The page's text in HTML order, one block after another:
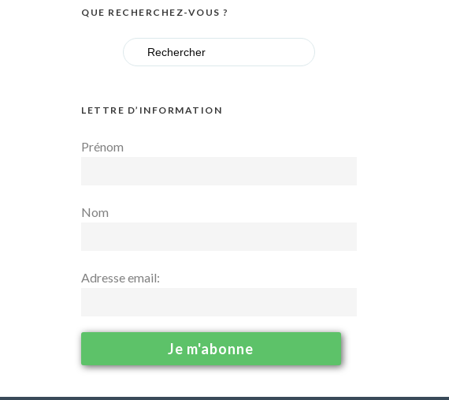
QUE RECHERCHEZ-VOUS ?
Search
for:
LETTRE D’INFORMATION
Prénom
Nom
Adresse email: